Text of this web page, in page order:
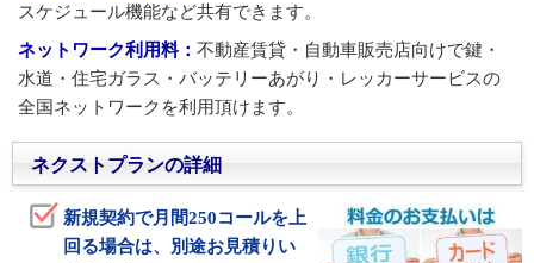
スケジュール機能など共有できます。
ネットワーク利用料： 不動産賃貸・自動車販売店向けで鍵・
水道・住宅ガラス・バッテリーあがり・レッカーサービスの
全国ネットワークを利用頂けます。
ネクストプランの詳細
新規契約で月間250コールを上
回る場合は、別途お見積りい